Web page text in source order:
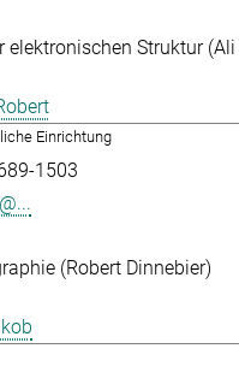
elektronischen Struktur
Einrichtung
1503
(Robert Dinnebier)